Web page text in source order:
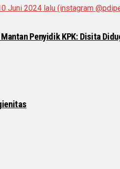
Penyidik KPK: Disita